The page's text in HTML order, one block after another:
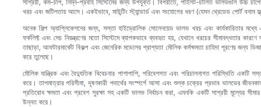
সাশ্রয়ী, কম-চাপ, নিম্ন-প্রবাহ সিস্টেমের জন্য উপযুক্ত। বিপরীতে, পাইলট-চালিত ভালভগুলি উচ্চ
খরচ এবং জটিলতায় আসে। একইভাবে, মাউন্টিং স্ট্যান্ডার্ড এবং সংযোগের ধরণ (যেমন থ্রেডেড পোর্ট বনাম
অনেক শিল্প অ্যাপ্লিকেশনের জন্য, সস্তা হাইড্রোলিক সোলেনয়েড ভালভ খরচ এবং কার্যকারিতার
ফর্কলিফ্ট এবং সেচ নিয়ন্ত্রণের মতো সিস্টেমে ব্যাপকভাবে ব্যবহৃত হয়, যেখানে খরচের সীমাবদ্ধতার
তাছাড়া, আফটারমার্কেট বিকল্প এবং জেনেরিক মডেলের প্রাপ্যতা মৌলিক কর্মক্ষমতা চাহিদা পূরণের
করে তুলেছে।
মৌলিক যান্ত্রিক এবং বৈদ্যুতিক বিবেচনার পাশাপাশি, পরিবেশগত এবং পরিচালনাগত পরিস্থিতি একটি
করে। তাপমাত্রার পরিসীমা, দূষণকারী পদার্থের সংস্পর্শে আসা এবং শুল্ক চক্রের প্রভাব ভালভের
প্রতিরোধ ক্ষমতা এবং প্রবেশ সুরক্ষা সহ একটি ভালভ নির্বাচন করা, এমনকি একটি সাশ্রয়ী মূল্যের সীমার
উন্নত করে।